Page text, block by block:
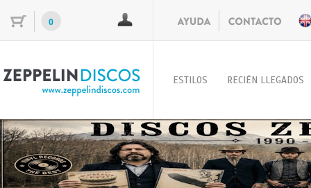
0
ESTILOS RECIÉN LLEGADOS